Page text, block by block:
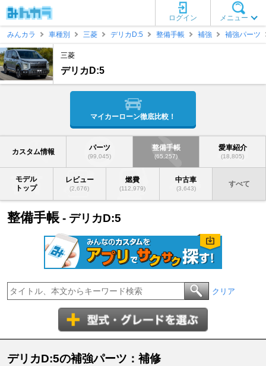
メニュー
ログイン
みんカラ
車種別 三菱 デリカD:5 整備手帳 補強 補強パーツ
三菱
デリカD:5
マイカーローン徹底比較！
カスタム情報 パーツ
(99,045)
整備手帳
(65,257)
愛車紹介
(18,805)
モデル
トップ
レビュー
(2,676)
燃費
(112,979)
中古車
(3,643)
すべて
整備手帳 - デリカD:5
クリア
デリカD:5の補強パーツ：補修